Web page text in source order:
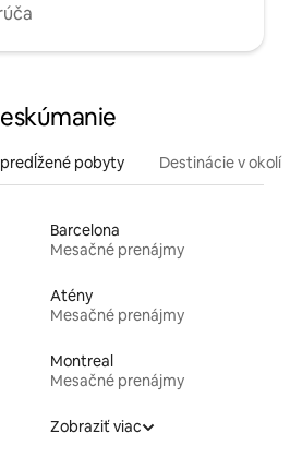
pobyty Destinácie v okolí
Barcelona
Mesačné prenájmy
Atény
Mesačné prenájmy
Montreal
Mesačné prenájmy
Zobraziť viac